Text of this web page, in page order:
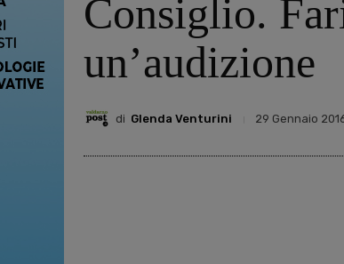
Consiglio.
un’audizione
di Glenda Venturini 29 Gennaio